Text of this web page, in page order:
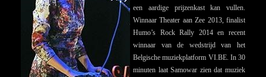
een aardige prijzenkast kan vullen.
Winnaar Theater aan Zee 2013, finalist
Humo’s Rock Rally 2014 en recent
winnaar van de wedstrijd van het
Belgische muziekplatform VI.BE. In 30
minuten laat Samowar zien dat muziek